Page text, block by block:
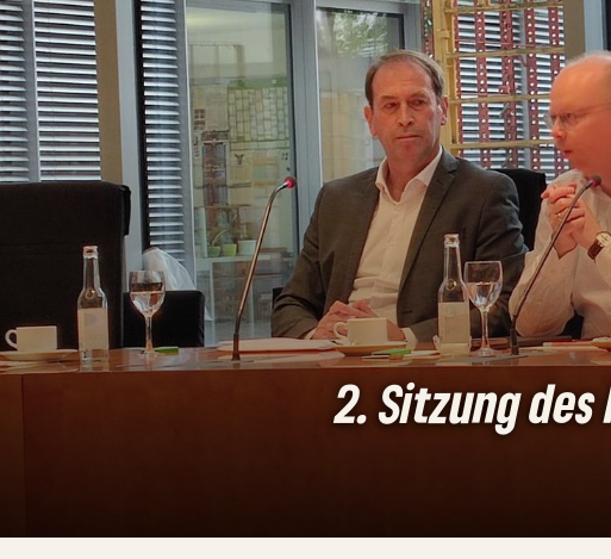
2. Sitzung